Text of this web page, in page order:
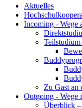
Aktuelles
Incoming -
Zu Gast
Outgoing - Wege
Überblick –